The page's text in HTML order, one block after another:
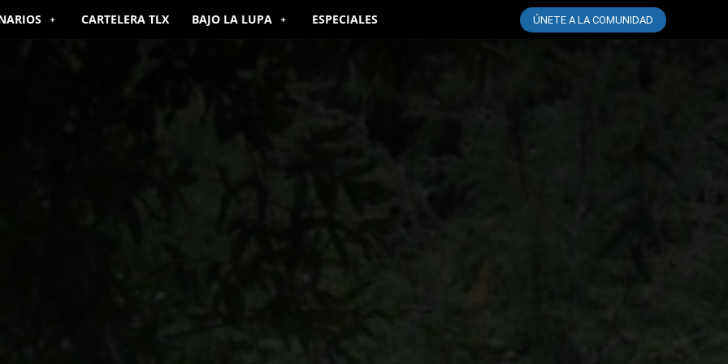
CARTELERA TLX BAJO LA LUPA ESPECIALES ÚNETE A LA COMUNIDAD